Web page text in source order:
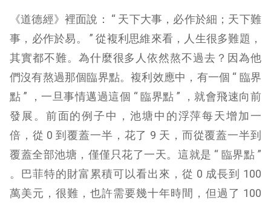
《道德經》裡面說： “ 天下大事，必作於細；天下難
事，必作於易。 ” 從複利思維來看，人生很多難題，
其實都不難。為什麼很多人依然熬不過去？因為他
們沒有熬過那個臨界點。複利效應中，有一個 “ 臨界
點 ” ，一旦事情邁過這個 “ 臨界點 ” ，就會飛速向前
發展。前面的例子中，池塘中的浮萍每天增加一
倍，從 0 到覆蓋一半，花了 9 天，而從覆蓋一半到
覆蓋全部池塘，僅僅只花了一天。這就是 “ 臨界點 ”
。巴菲特的財富累積可以看出來，從 0 成長到 100
萬美元，很難，也許需要幾十年時間，但過了 100